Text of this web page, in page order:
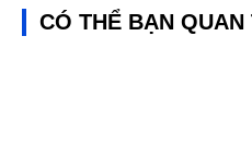
CÓ THỂ BẠN QUAN